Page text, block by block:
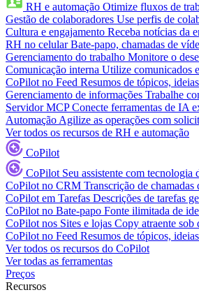
RH e automação Otimize fluxos de
Gestão de colaboradores Use perfis de
Cultura e engajamento Receba notícias da
RH no celular Bate-papo, chamadas de
Gerenciamento do trabalho Monitore o
Comunicação interna Utilize comunicados
CoPilot no Feed Resumos de tópicos,
Gerenciamento de informações Trabalhe
Servidor MCP Conecte ferramentas de IA
Automação Agilize as operações com
Ver todos os recursos de RH e automação
CoPilot
CoPilot Seu assistente com
CoPilot no CRM Transcrição de
CoPilot em Tarefas Descrições de tarefas
CoPilot no Bate-papo Fonte ilimitada de
CoPilot nos Sites e lojas Copy atraente sob
CoPilot no Feed Resumos de tópicos,
Ver todos os recursos do CoPilot
Ver todas as ferramentas
Preços
Recursos